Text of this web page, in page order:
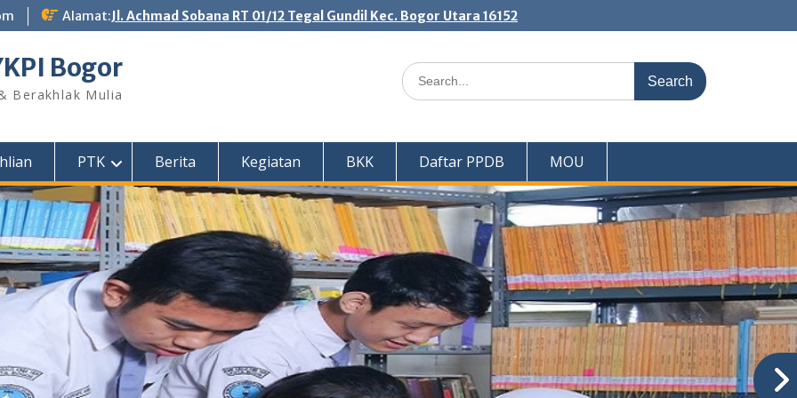
Alamat:Jl. Achmad Sobana RT 01/12 Tegal Gundil Kec. Bogor Utara 16152
Bogor
Berakhlak Mulia
Search
for:
PTK Berita Kegiatan BKK Daftar PPDB MOU